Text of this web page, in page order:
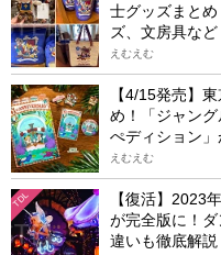
士グッズまと
ズ、文房具など
えむえむ
【4/15発売】
め！「ジャン
ぺディション」
えむえむ
TDL
【復活】2023
が完全版に！
違いも徹底解説